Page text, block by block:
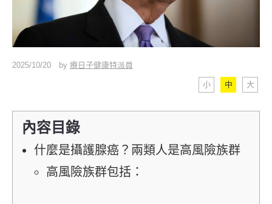
2025/10/20 by 療日子健康特派員
小 中 大
內容目錄
什麼是攝護腺癌？兩類人是高風險族群
高風險族群包括：